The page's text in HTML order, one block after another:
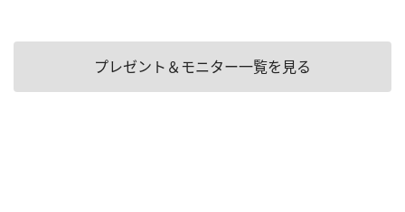
プレゼント＆モニター一覧を見る